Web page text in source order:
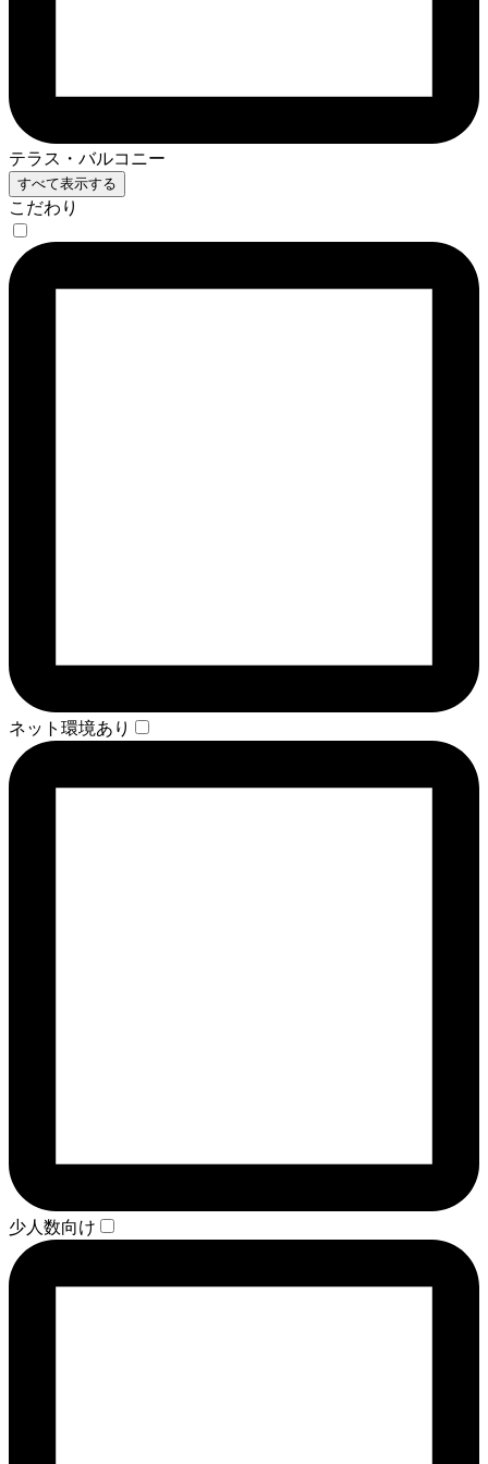
テラス・バルコニー
すべて表示する
こだわり
ネット環境あり
少人数向け